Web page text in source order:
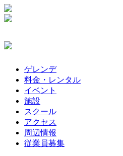
ゲレンデ
料金・レンタル
イベント
施設
スクール
アクセス
周辺情報
従業員募集